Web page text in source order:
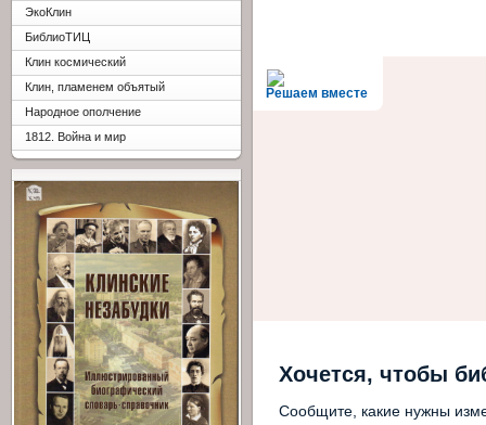
Решаем вместе
Хочется, чтобы
Сообщите, какие нужны
ЭкоКлин
БиблиоТИЦ
Клин космический
Клин, пламенем объятый
Народное ополчение
1812. Война и мир